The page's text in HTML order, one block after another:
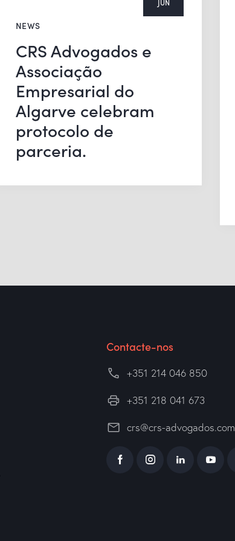
JUN
NEWS
CRS Advogados e
Associação
Empresarial do
Algarve celebram
protocolo de
parceria.
Contacte-nos
+351 214 046 850
+351 218 041 673
crs@crs-advogados.com